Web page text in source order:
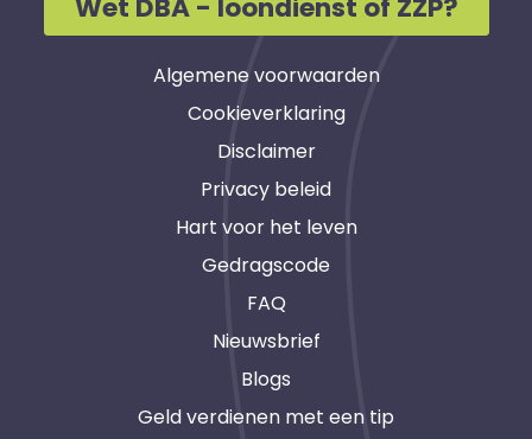
Algemene voorwaarden
Cookieverklaring
Disclaimer
Privacy beleid
Hart voor het leven
Gedragscode
FAQ
Nieuwsbrief
Blogs
Geld verdienen met een tip